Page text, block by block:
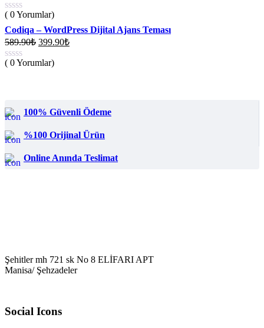
589.90₺.
399.90₺.
( 0 Yorumlar)
Codiqa – WordPress Dijital Ajans Teması
589.90₺ Orijinal
589.90₺.
399.90₺Şu
( 0 Yorumlar)
100% Güvenli Ödeme
%100 Orijinal Ürün
Online Anında Teslimat
Şehitler mh 721 sk No 8 ELİFARI APT
Manisa/ Şehzadeler
Social Icons